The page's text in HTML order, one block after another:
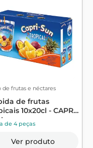
de frutas e néctares
de frutas
10x20cl - CAPRI-
de 4 peças
Ver produto